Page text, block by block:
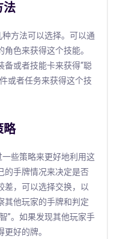
法
方法可以选择。可以通
色来获得这个技能。
或者技能卡来获得“聪
或者任务来获得这个技
略
些策略来更好地利用这
的手牌情况来决定是否
差，可以选择交换，以
其他玩家的手牌和判定
”。如果发现其他玩家手
好的牌。